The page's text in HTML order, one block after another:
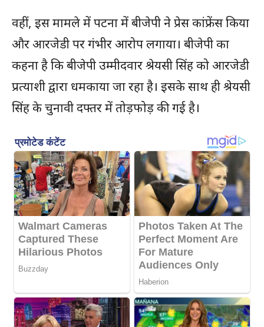
वहीं, इस मामले में पटना में बीजेपी ने प्रेस कांफ्रेंस किया
और आरजेडी पर गंभीर आरोप लगाया। बीजेपी का
कहना है कि बीजेपी उम्मीदवार श्रेयसी सिंह को आरजेडी
प्रत्याशी द्वारा धमकाया जा रहा है। इसके साथ ही श्रेयसी
सिंह के चुनावी दफ्तर में तोड़फोड़ की गई है।